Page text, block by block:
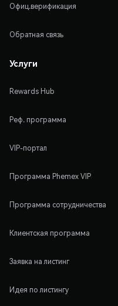
Офиц.верификация
Обратная связь
Услуги
Rewards Hub
Реф. программа
VIP-портал
Программа Phemex VIP
Программа сотрудничества
Клиентская программа
Заявка на листинг
Идея по листингу